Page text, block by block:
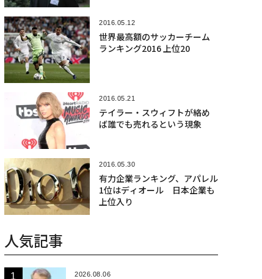
2016.05.12
世界最高額のサッカーチーム
ランキング2016 上位20
2016.05.21
テイラー・スウィフトが絡め
ば誰でも売れるという現象
2016.05.30
有力企業ランキング、アパレル
1位はディオール 日本企業も
上位入り
人気記事
2026.08.06